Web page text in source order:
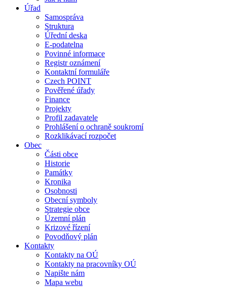
Úřad
Samospráva
Struktura
Úřední deska
E-podatelna
Povinné informace
Registr oznámení
Kontaktní formuláře
Czech POINT
Pověřené úřady
Finance
Projekty
Profil zadavatele
Prohlášení o ochraně soukromí
Rozklikávací rozpočet
Obec
Části obce
Historie
Památky
Kronika
Osobnosti
Obecní symboly
Strategie obce
Územní plán
Krizové řízení
Povodňový plán
Kontakty
Kontakty na OÚ
Kontakty na pracovníky OÚ
Napište nám
Mapa webu